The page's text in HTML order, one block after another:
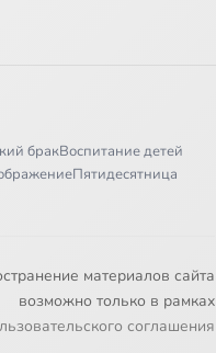
бракВоспитание детей
Пятидесятница
материалов сайта
возможно только в рамках
соглашения